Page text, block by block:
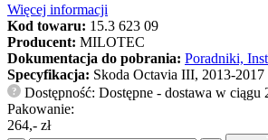
Więcej informacji
Kod towaru: 15.3 623 09
Producent: MILOTEC
Dokumentacja do pobrania: Poradniki,
Specyfikacja: Skoda Octavia III, 2013-2017
?
Dostępność: Dostępne - dostawa w ciągu
Pakowanie:
264,- zł